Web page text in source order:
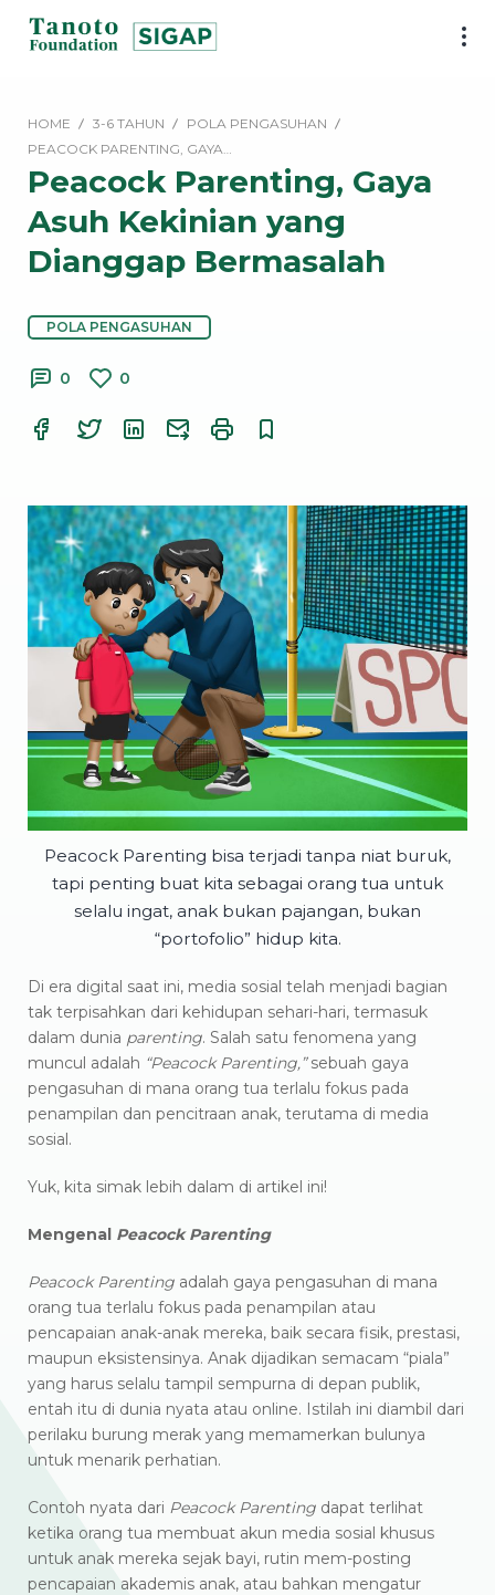
SIGAP
Foundation
HOME 3-6 TAHUN
POLA PENGASUHAN
PEACOCK PARENTING, GAYA…
Peacock Parenting, Gaya
Asuh Kekinian yang
Dianggap Bermasalah
POLA PENGASUHAN
0 0
Peacock Parenting bisa terjadi tanpa niat buruk,
tapi penting buat kita sebagai orang tua untuk
selalu ingat, anak bukan pajangan, bukan
“portofolio” hidup kita.
Di era digital saat ini, media sosial telah menjadi bagian
tak terpisahkan dari kehidupan sehari-hari, termasuk
dalam dunia parenting. Salah satu fenomena yang
muncul adalah “Peacock Parenting,”sebuah gaya
pengasuhan di mana orang tua terlalu fokus pada
penampilan dan pencitraan anak, terutama di media
sosial.​
Yuk, kita simak lebih dalam di artikel ini!
Mengenal Peacock Parenting
Peacock Parenting adalah gaya pengasuhan di mana
orang tua terlalu fokus pada penampilan atau
pencapaian anak-anak mereka, baik secara fisik, prestasi,
maupun eksistensinya. Anak dijadikan semacam “piala”
yang harus selalu tampil sempurna di depan publik,
entah itu di dunia nyata atau online. Istilah ini diambil dari
perilaku burung merak yang memamerkan bulunya
untuk menarik perhatian.
Contoh nyata dari Peacock Parenting dapat terlihat
ketika orang tua membuat akun media sosial khusus
untuk anak mereka sejak bayi, rutin mem-posting
pencapaian akademis anak, atau bahkan mengatur